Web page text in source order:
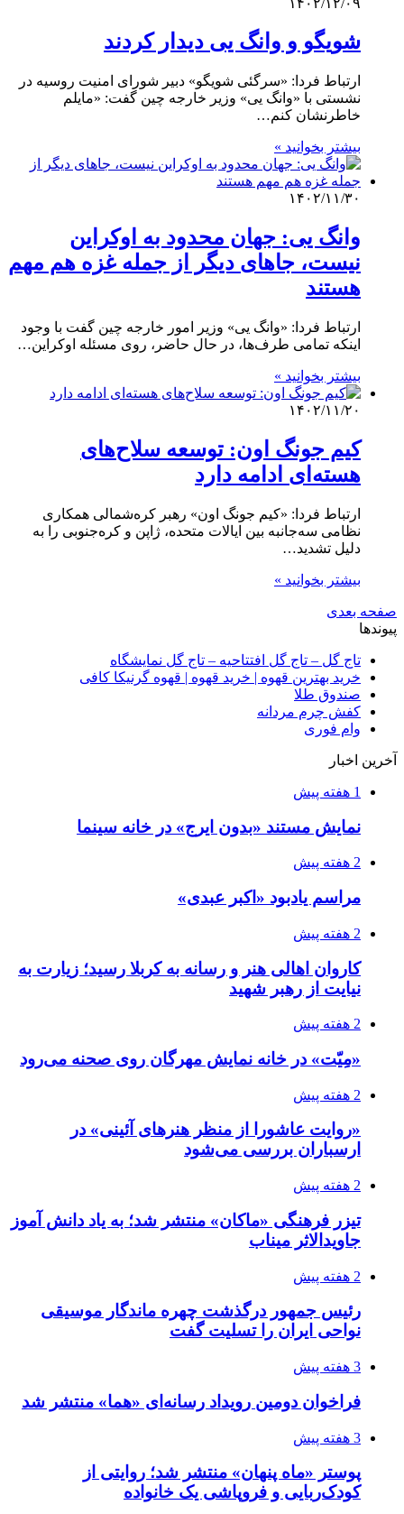
شویگو و وانگ یی دیدار کردند
ارتباط فردا: «سرگئی شویگو» دبیر شورای امنیت روسیه در
نشستی با «وانگ یی» وزیر خارجه چین گفت: «مایلم
خاطرنشان کنم…
بیشتر بخوانید »
۱۴۰۲/۱۱/۳۰
وانگ یی: جهان محدود به اوکراین
نیست، جاهای دیگر از جمله غزه هم مهم
هستند
ارتباط فردا: «وانگ یی» وزیر امور خارجه چین گفت با وجود
اینکه تمامی طرف‌ها، در حال حاضر، روی مسئله اوکراین…
بیشتر بخوانید »
۱۴۰۲/۱۱/۲۰
کیم جونگ اون: توسعه سلاح‌های
هسته‌ای ادامه دارد
ارتباط فردا: «کیم جونگ اون» رهبر کره‌شمالی همکاری
نظامی سه‌جانبه بین ایالات متحده، ژاپن و کره‌جنوبی را به
دلیل تشدید…
بیشتر بخوانید »
صفحه بعدی
پیوندها
تاج گل – تاج گل افتتاحیه – تاج گل نمایشگاه
خرید بهترین قهوه | خرید قهوه | قهوه گرنیکا کافی
صندوق طلا
کفش چرم مردانه
وام فوری
آخرین اخبار
1 هفته پیش
نمایش مستند «بدون ایرج» در خانه سینما
2 هفته پیش
مراسم یادبود «اکبر عبدی»
2 هفته پیش
کاروان اهالی هنر و رسانه به کربلا رسید؛ زیارت به
نیایت از رهبر شهید
2 هفته پیش
«مِیّت» در خانه نمایش مهرگان روی صحنه می‌رود
2 هفته پیش
«روایت عاشورا از منظر هنرهای آئینی» در
ارسباران بررسی می‌شود
2 هفته پیش
تیزر فرهنگی «ماکان» منتشر شد؛ به یاد دانش آموز
جاویدالاثر میناب
2 هفته پیش
رئیس جمهور درگذشت چهره ماندگار موسیقی
نواحی ایران را تسلیت گفت
3 هفته پیش
فراخوان دومین رویداد رسانه‌ای «هما» منتشر شد
3 هفته پیش
پوستر «ماه پنهان» منتشر شد؛ روایتی از
کودک‌ربایی و فروپاشی یک خانواده